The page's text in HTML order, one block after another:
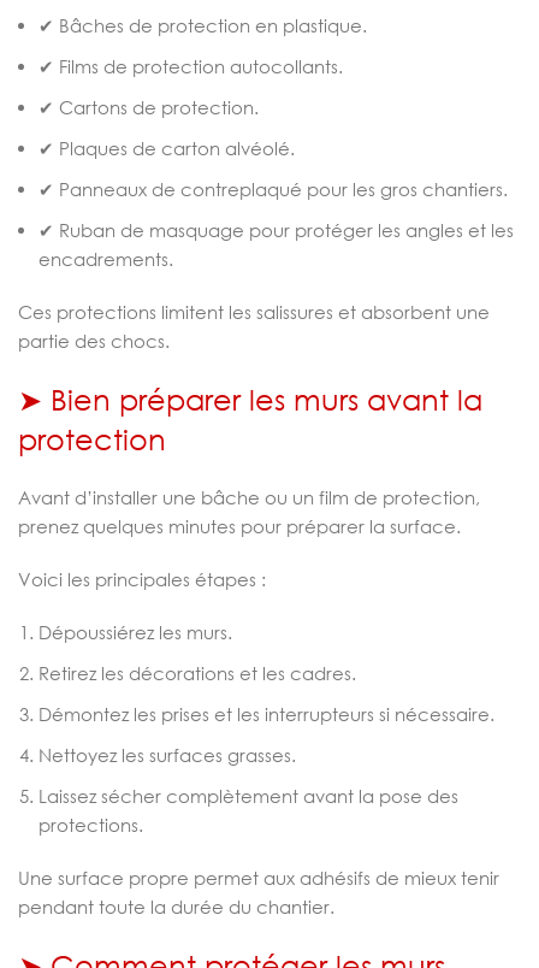
✔ Bâches de protection en plastique.
✔ Films de protection autocollants.
✔ Cartons de protection.
✔ Plaques de carton alvéolé.
✔ Panneaux de contreplaqué pour les gros chantiers.
✔ Ruban de masquage pour protéger les angles et les
encadrements.
Ces protections limitent les salissures et absorbent une
partie des chocs.
➤ Bien préparer les murs avant la
protection
Avant d’installer une bâche ou un film de protection,
prenez quelques minutes pour préparer la surface.
Voici les principales étapes :
Dépoussiérez les murs.
Retirez les décorations et les cadres.
Démontez les prises et les interrupteurs si nécessaire.
Nettoyez les surfaces grasses.
Laissez sécher complètement avant la pose des
protections.
Une surface propre permet aux adhésifs de mieux tenir
pendant toute la durée du chantier.